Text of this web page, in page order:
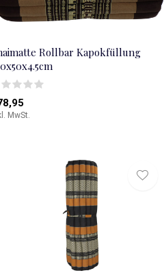
Rollbar Kapokfüllung
MwSt.